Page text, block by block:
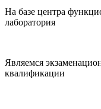
На базе центра
лаборатория
Являемся
квалификации